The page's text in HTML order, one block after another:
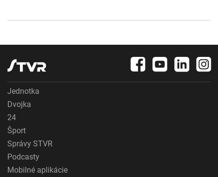
Jednotka
Dvojka
24
Šport
Správy STVR
Podcasty
Mobilné aplikácie